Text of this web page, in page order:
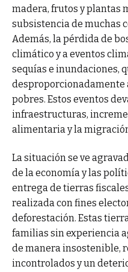
madera, frutos y plantas
subsistencia de muchas
Además, la pérdida de
climático y a eventos
sequías e inundaciones,
desproporcionadamente
pobres. Estos eventos
infraestructuras,
alimentaria y la
La situación se ve
de la economía y las
entrega de tierras
realizada con fines
deforestación. Estas
familias sin experiencia
de manera insostenible,
incontrolados y un